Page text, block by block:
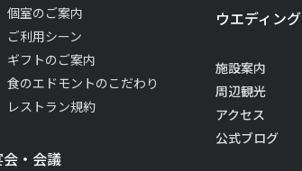
個室のご案内
ご利用シーン
ギフトのご案内
食のエドモントのこだわり
レストラン規約
・会議
ウエディング
施設案内
周辺観光
アクセス
公式ブログ